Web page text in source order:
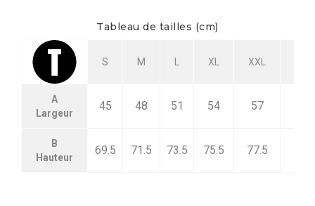
Tableau de tailles (cm)
S M XL XXL
A
Largeur
45 48 51 54 57
B
Hauteur
69.5 71.5 73.5 75.5 77.5